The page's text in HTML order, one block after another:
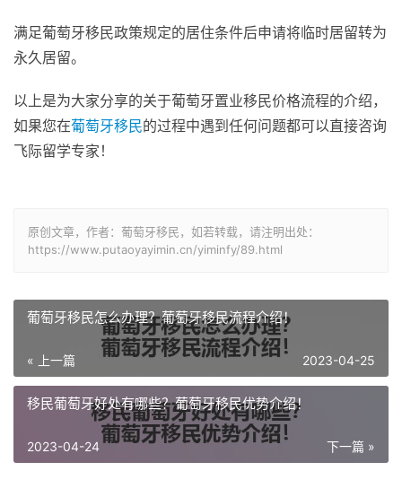
满足葡萄牙移民政策规定的居住条件后申请将临时居留转为
永久居留。
以上是为大家分享的关于葡萄牙置业移民价格流程的介绍，
如果您在葡萄牙移民的过程中遇到任何问题都可以直接咨询
飞际留学专家！
原创文章，作者：葡萄牙移民，如若转载，请注明出处：
https://www.putaoyayimin.cn/yiminfy/89.html
葡萄牙移民怎么办理？葡萄牙移民流程介绍！
« 上一篇 2023-04-25
移民葡萄牙好处有哪些？葡萄牙移民优势介绍！
下一篇 »
2023-04-24